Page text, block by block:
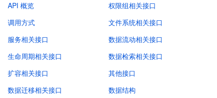
API 概览
调用方式
权限组相关接口
文件系统相关接口
服务相关接口
生命周期相关接口
扩容相关接口
数据迁移相关接口
数据流动相关接口
数据检索相关接口
其他接口
数据结构